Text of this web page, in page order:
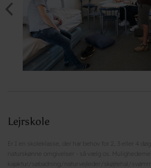
Lejrskole
Er I en skoleklasse, der har behov for 2, 3 eller 4
naturskønne omgivelser - så vælg os. Mulighederne
kajaktur/søbadning/naturvejleder/skøjtehal/